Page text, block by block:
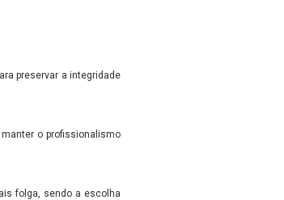
preservar a integridade
o profissionalismo
folga, sendo a escolha